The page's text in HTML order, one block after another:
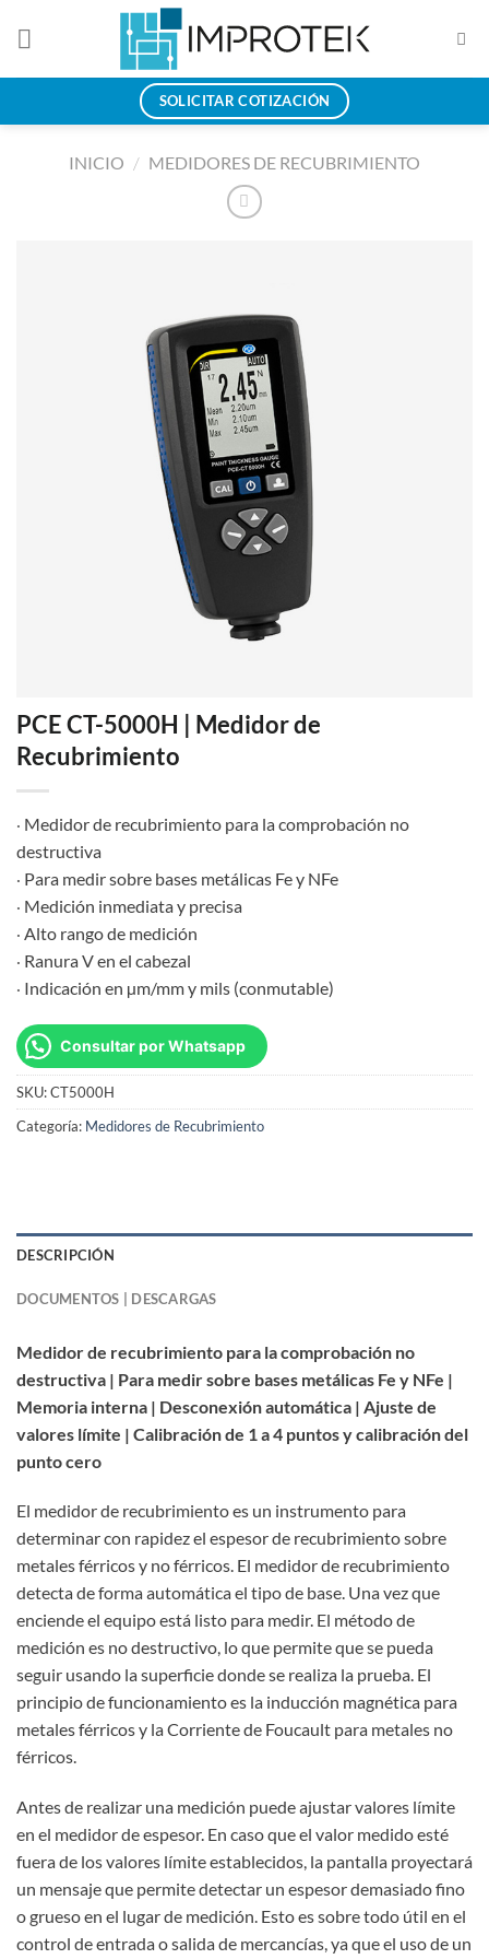
SOLICITAR COTIZACIÓN
INICIO / MEDIDORES DE RECUBRIMIENTO
PCE CT-5000H | Medidor de
Recubrimiento
· Medidor de recubrimiento para la comprobación no
destructiva
· Para medir sobre bases metálicas Fe y NFe
· Medición inmediata y precisa
· Alto rango de medición
· Ranura V en el cabezal
· Indicación en µm/mm y mils (conmutable)
Consultar por Whatsapp
SKU:CT5000H
Categoría: Medidores de Recubrimiento
DESCRIPCIÓN
DOCUMENTOS | DESCARGAS
Medidor de recubrimiento para la comprobación no
destructiva | Para medir sobre bases metálicas Fe y NFe |
Memoria interna | Desconexión automática | Ajuste de
valores límite | Calibración de 1 a 4 puntos y calibración del
punto cero
El medidor de recubrimiento es un instrumento para
determinar con rapidez el espesor de recubrimiento sobre
metales férricos y no férricos. El medidor de recubrimiento
detecta de forma automática el tipo de base. Una vez que
enciende el equipo está listo para medir. El método de
medición es no destructivo, lo que permite que se pueda
seguir usando la superficie donde se realiza la prueba. El
principio de funcionamiento es la inducción magnética para
metales férricos y la Corriente de Foucault para metales no
férricos.
Antes de realizar una medición puede ajustar valores límite
en el medidor de espesor. En caso que el valor medido esté
fuera de los valores límite establecidos, la pantalla proyectará
un mensaje que permite detectar un espesor demasiado fino
o grueso en el lugar de medición. Esto es sobre todo útil en el
control de entrada o salida de mercancías, ya que el uso de un